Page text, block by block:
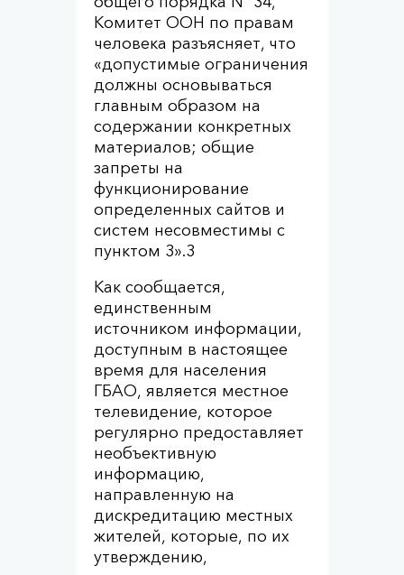
Комитет ООН по правам
человека разъясняет, что
«допустимые ограничения
должны основываться
главным образом на
содержании конкретных
материалов; общие
запреты на
функционирование
определенных сайтов и
систем несовместимы с
пунктом 3».3
Как сообщается,
единственным
источником информации,
доступным в настоящее
время для населения
ГБАО, является местное
телевидение, которое
регулярно предоставляет
необъективную
информацию,
направленную на
дискредитацию местных
жителей, которые, по их
утверждению,